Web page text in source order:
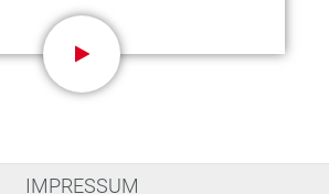
IMPRESSUM